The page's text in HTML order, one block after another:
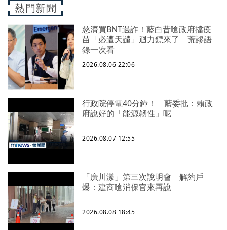
熱門新聞
慈濟買BNT遇詐！藍白昔嗆政府擋疫
苗「必遭天譴」迴力鏢來了 荒謬語
錄一次看
2026.08.06 22:06
行政院停電40分鐘！ 藍委批：賴政
府說好的「能源韌性」呢
2026.08.07 12:55
「廣川漾」第三次說明會 解約戶
爆：建商嗆消保官來再說
2026.08.08 18:45